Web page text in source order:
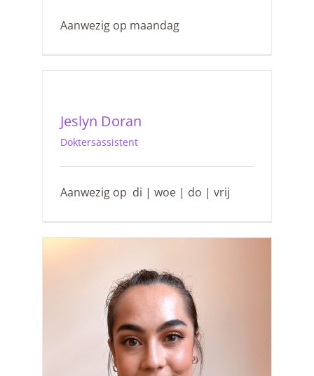
Aanwezig op maandag
Jeslyn Doran
Doktersassistent
Aanwezig op di | woe | do | vrij